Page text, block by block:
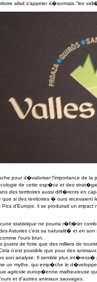
allait s'appeler d�sormais "les
pour d�valoriser l'importance de
de cette esp�ce et des
des territoires aussi diff�rents en
que si des territoires � ours recevaient
Pics d'Europe, il se produirait un
statistique ne pourra r�fl�ter
Asturies c'est sa naturalit� et en
l'ours brun.
jouets de foire que des milliers de
n'est possible que pour des
son analyse. Il semble plus
un mythe, qui emp�che le
agricole europ�enne malheureuse
et d'autres animaux sauvages.